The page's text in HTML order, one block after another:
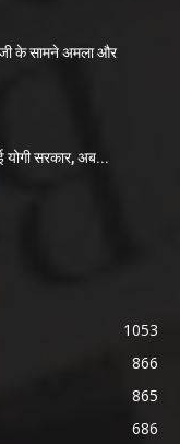
के सामने अमला और
योगी सरकार, अब...
1053
866
865
686